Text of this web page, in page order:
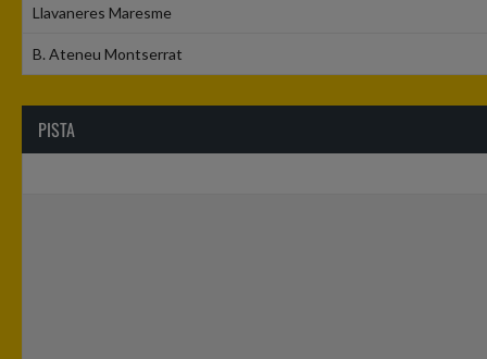
Llavaneres Maresme
B. Ateneu Montserrat
PISTA